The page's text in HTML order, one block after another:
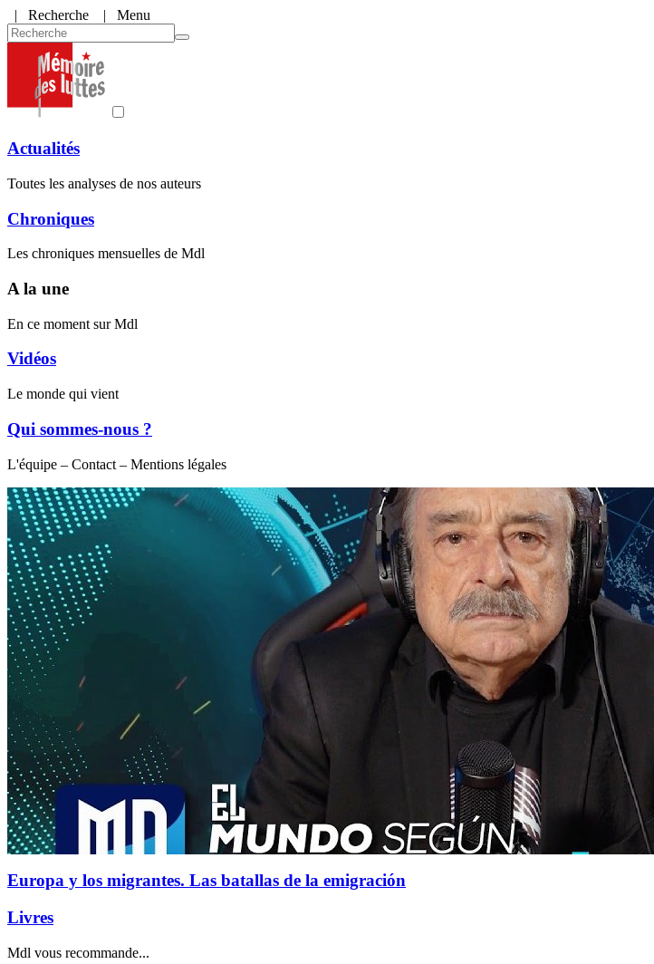
| Recherche | Menu
Actualités
Toutes les analyses de nos auteurs
Chroniques
Les chroniques mensuelles de Mdl
A la une
En ce moment sur Mdl
Vidéos
Le monde qui vient
Qui sommes-nous ?
L'équipe – Contact – Mentions légales
Europa y los migrantes. Las batallas de la emigración
Livres
Mdl vous recommande...